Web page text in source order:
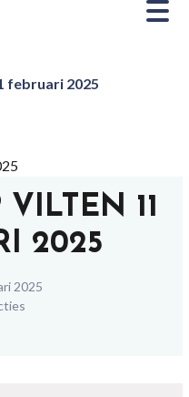
februari 2025
11
2025
2025